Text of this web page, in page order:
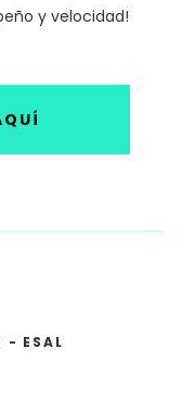
y velocidad!
- ESAL